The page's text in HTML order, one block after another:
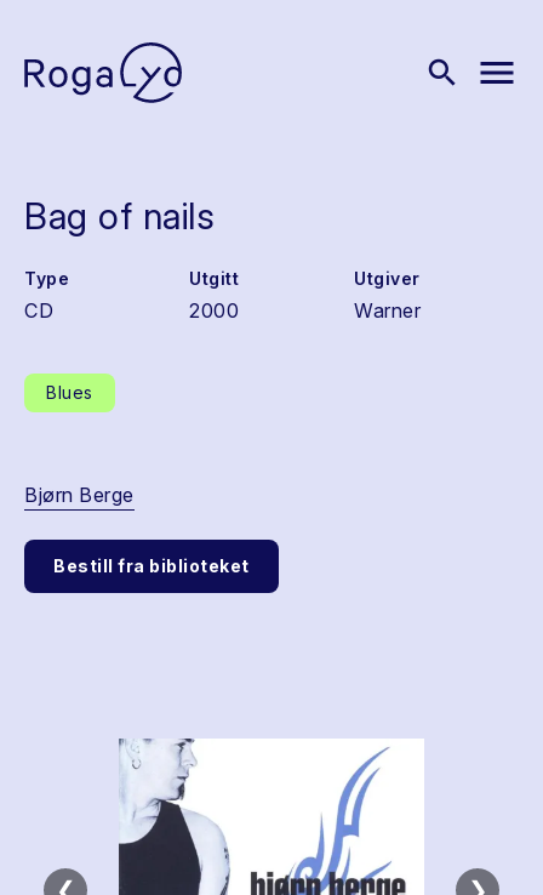
search menu
Bag of nails
Type
CD
Utgitt
2000
Utgiver
Warner
Blues
Bjørn Berge
Bestill fra biblioteket